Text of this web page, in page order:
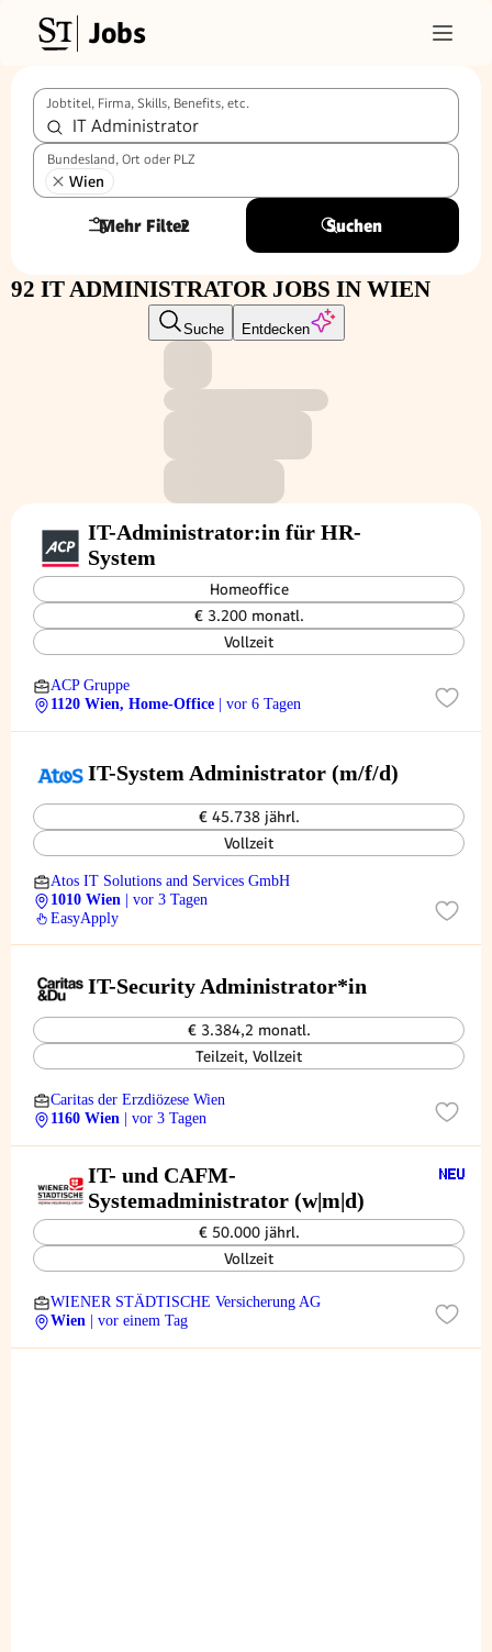
Jobs
Jobtitel, Firma, Skills, Benefits, etc.
Bundesland, Ort oder PLZ
Wien
Mehr Filter
2 Suchen
92 IT ADMINISTRATOR JOBS IN WIEN
Suche Entdecken
IT-Administrator:in für HR-
System
Homeoffice
€ 3.200 monatl.
Vollzeit
ACP Gruppe
1120 Wien, Home-Office
| vor 6 Tagen
IT-System Administrator (m/f/d)
€ 45.738 jährl.
Vollzeit
Atos IT Solutions and Services GmbH
1010 Wien
| vor 3 Tagen
EasyApply
IT-Security Administrator*in
€ 3.384,2 monatl.
Teilzeit, Vollzeit
Caritas der Erzdiözese Wien
1160 Wien
| vor 3 Tagen
IT- und CAFM-
Systemadministrator (w|m|d)
€ 50.000 jährl.
Vollzeit
WIENER STÄDTISCHE Versicherung AG
Wien
| vor einem Tag